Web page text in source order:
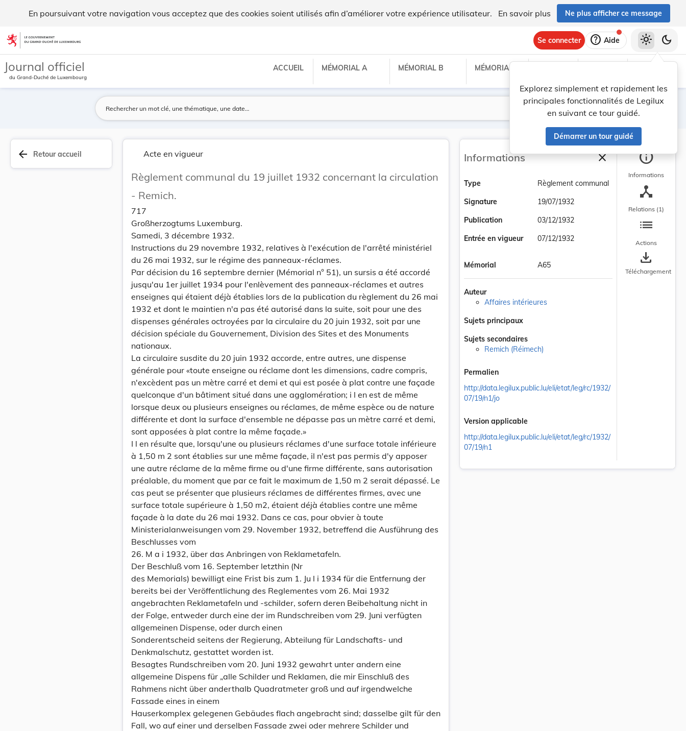
En poursuivant votre navigation vous acceptez que des cookies soient utilisés afin d’améliorer votre expérience utilisateur. En savoir plus Ne plus afficher ce message
Aller au contenu
Se connecter help Aide
Explorez simplement et rapidement les
principales fonctionnalités de Legilux
en suivant ce tour guidé.
Démarrer un tour guidé
light_mode dark_mode
Journal officiel
du Grand-Duché de Luxembourg
ACCUEIL MÉMORIAL A MÉMORIAL B MÉMORIAL C
Lancer la recherche
Filtres
arrow_back Retour accueil Acte en vigueur
Règlement communal du 19 juillet 1932 concernant la circulation
- Remich.
717
Großherzogtums Luxemburg.
Samedi, 3 décembre 1932.
Instructions du 29 novembre 1932, relatives à l'exécution de l'arrêté ministériel
du 26 mai 1932, sur le régime des panneaux-réclames.
Par décision du 16 septembre dernier (Mémorial n° 51), un sursis a été accordé
jusqu'au 1er juillet 1934 pour l'enlèvement des panneaux-réclames et autres
enseignes qui étaient déjà établies lors de la publication du règlement du 26 mai
1932 et dont le maintien n'a pas été autorisé dans la suite, soit pour une des
dispenses générales octroyées par la circulaire du 20 juin 1932, soit par une
décision spéciale du Gouvernement, Division des Sites et des Monuments
nationaux.
La circulaire susdite du 20 juin 1932 accorde, entre autres, une dispense
générale pour «toute enseigne ou réclame dont les dimensions, cadre compris,
n'excèdent pas un mètre carré et demi et qui est posée à plat contre une façade
quelconque d'un bâtiment situé dans une agglomération; i l en est de même
lorsque deux ou plusieurs enseignes ou réclames, de même espèce ou de nature
différente et dont la surface d'ensemble ne dépasse pas un mètre carré et demi,
sont apposées à plat contre la même façade.»
I l en résulte que, lorsqu'une ou plusieurs réclames d'une surface totale inférieure
à 1,50 m 2 sont établies sur une même façade, il n'est pas permis d'y apposer
une autre réclame de la même firme ou d'une firme différente, sans autorisation
préalable, du moment que par ce fait le maximum de 1,50 m 2 serait dépassé. Le
cas peut se présenter que plusieurs réclames de différentes firmes, avec une
surface totale supérieure à 1,50 m2, étaient déjà établies contre une même
façade à la date du 26 mai 1932. Dans ce cas, pour obvier à toute
Ministerialanweisungen vom 29. November 1932, betreffend die Ausführung des
Beschlusses vom
26. M a i 1932, über das Anbringen von Reklametafeln.
Der Beschluß vom 16. September letzthin (Nr
des Memorials) bewilligt eine Frist bis zum 1. Ju l i 1934 für die Entfernung der
bereits bei der Veröffentlichung des Reglementes vom 26. Mai 1932
angebrachten Reklametafeln und -schilder, sofern deren Beibehaltung nicht in
der Folge, entweder durch eine der im Rundschreiben vom 29. Juni verfügten
allgemeinen Dispense, oder durch einen
Sonderentscheid seitens der Regierung, Abteilung für Landschafts- und
Denkmalschutz, gestattet worden ist.
Besagtes Rundschreiben vom 20. Juni 1932 gewahrt unter andern eine
allgemeine Dispens für „alle Schilder und Reklamen, die mir Einschluß des
Rahmens nicht über anderthalb Quadratmeter groß und auf irgendwelche
Fassade eines in einem
Hauserkomplex gelegenen Gebäudes flach angebracht sind; dasselbe gilt für den
Fall, wo auf einer und derselben Fassade zwei oder mehrere Schilder und
Informations closeFermer la barre
Type
Règlement communal
Signature
19/07/1932
Publication
03/12/1932
Entrée en vigueur
07/12/1932
Mémorial A65
Auteur
Affaires intérieures
Sujets principaux
Sujets secondaires
Remich (Réimech)
Permalien
http://data.legilux.public.lu/eli/etat/leg/rc/1932/
07/19/n1/jo
Version applicable
http://data.legilux.public.lu/eli/etat/leg/rc/1932/
07/19/n1
info
Informations
device_hub
Relations (1)
list
Actions
save_alt
Téléchargement